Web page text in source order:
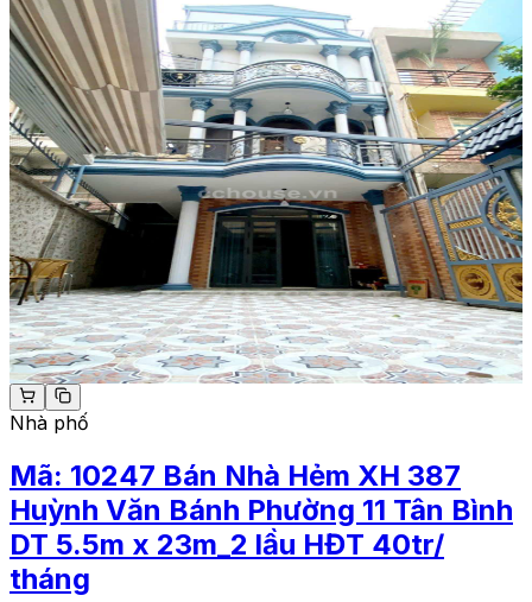
Nhà phố
Mã: 10247 Bán Nhà Hẻm XH 387
Huỳnh Văn Bánh Phường 11 Tân Bình
DT 5.5m x 23m_2 lầu HĐT 40tr/
tháng